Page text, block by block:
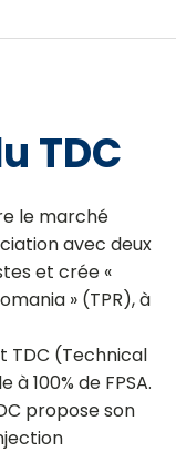
TDC
le marché
avec deux
et crée «
» (TPR), à
TDC (Technical
à 100% de FPSA.
propose son